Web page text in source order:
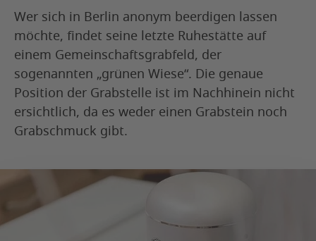
Wer sich in Berlin anonym beerdigen lassen
möchte, findet seine letzte Ruhestätte auf
einem Gemeinschaftsgrabfeld, der
sogenannten „grünen Wiese“. Die genaue
Position der Grabstelle ist im Nachhinein nicht
ersichtlich, da es weder einen Grabstein noch
Grabschmuck gibt.